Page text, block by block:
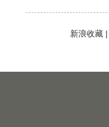
新浪收藏 |